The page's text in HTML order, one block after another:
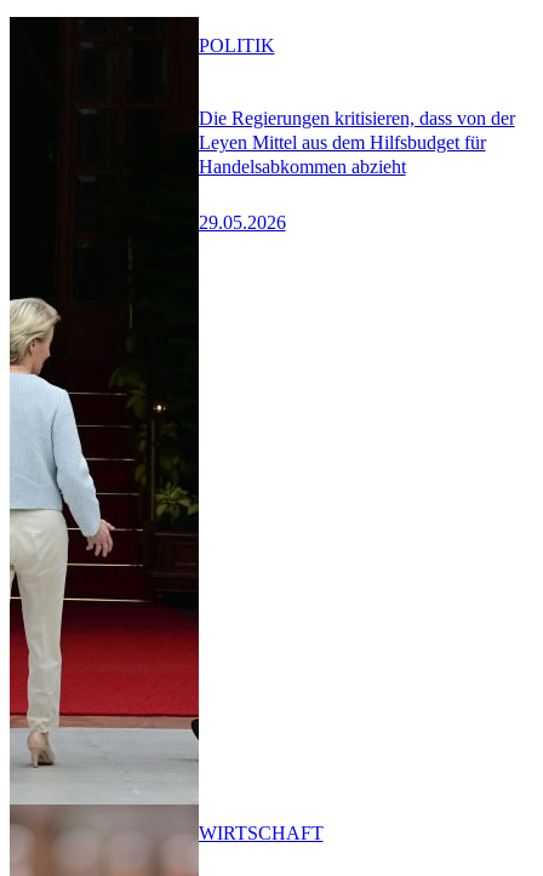
Die Regierungen kritisieren, dass von der
Leyen Mittel aus dem Hilfsbudget für
Handelsabkommen abzieht
29.05.2026
POLITIK
WIRTSCHAFT